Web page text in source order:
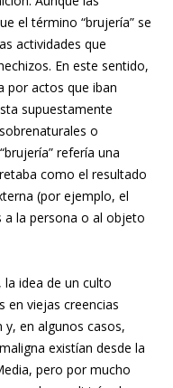
el término “brujería” se
actividades que
En este sentido,
por actos que iban
supuestamente
o
refería una
como el resultado
(por ejemplo, el
a la persona o al objeto
idea de un culto
en viejas creencias
y, en algunos casos,
existían desde la
pero por mucho